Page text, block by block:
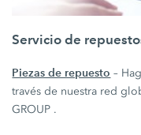
Servicio de
Piezas de repuesto –
través de nuestra red
GROUP .